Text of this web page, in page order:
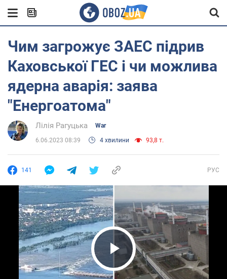
Чим загрожує ЗАЕС підрив
Каховської ГЕС і чи можлива
ядерна аварія: заява
"Енергоатома"
Лілія Рагуцька War
6.06.2023 08:39 4 хвилини 93,8 т.
141 РУС
Play Video